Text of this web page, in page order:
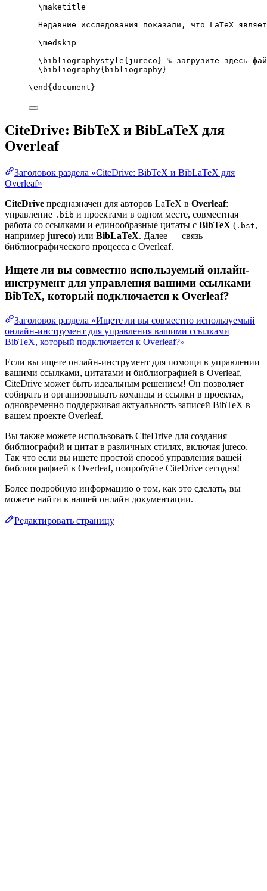
\maketitle
Недавние исследования показали, что LaTeX
\medskip
\bibliographystyle{jureco} % загрузите здесь
\bibliography{bibliography}
\end { document }
CiteDrive: BibTeX и BibLaTeX для
Overleaf
Заголовок раздела «CiteDrive: BibTeX и BibLaTeX для
Overleaf»
CiteDrive предназначен для авторов LaTeX в Overleaf:
управление .bib и проектами в одном месте, совместная
работа со ссылками и единообразные цитаты с BibTeX ( .bst,
например jureco) или BibLaTeX. Далее — связь
библиографического процесса с Overleaf.
Ищете ли вы совместно используемый онлайн-
инструмент для управления вашими ссылками
BibTeX, который подключается к Overleaf?
Заголовок раздела «Ищете ли вы совместно используемый
онлайн-инструмент для управления вашими ссылками
BibTeX, который подключается к Overleaf?»
Если вы ищете онлайн-инструмент для помощи в управлении
вашими ссылками, цитатами и библиографией в Overleaf,
CiteDrive может быть идеальным решением! Он позволяет
собирать и организовывать команды и ссылки в проектах,
одновременно поддерживая актуальность записей BibTeX в
вашем проекте Overleaf.
Вы также можете использовать CiteDrive для создания
библиографий и цитат в различных стилях, включая jureco.
Так что если вы ищете простой способ управления вашей
библиографией в Overleaf, попробуйте CiteDrive сегодня!
Более подробную информацию о том, как это сделать, вы
можете найти в нашей онлайн документации.
Редактировать страницу